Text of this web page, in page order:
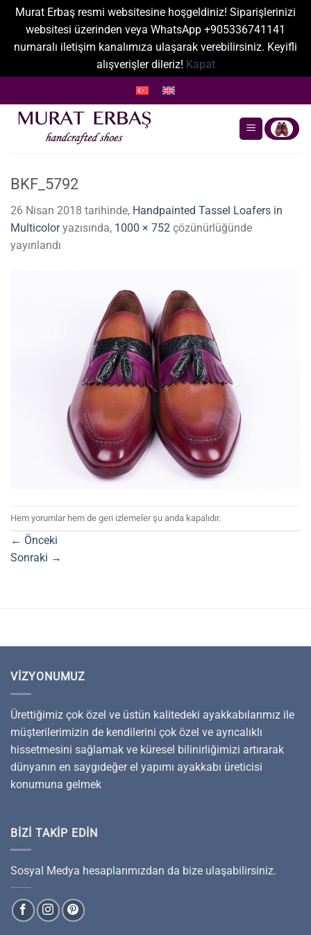
Murat Erbaş resmi websitesine hoşgeldiniz! Siparişlerinizi
websitesi üzerinden veya WhatsApp +905336741141
numaralı iletişim kanalımıza ulaşarak verebilirsiniz. Keyifli
alışverişler dileriz! Kapat
atla
BKF_5792
26 Nisan 2018 tarihinde, Handpainted Tassel Loafers in
Multicoloryazısında, 1000 × 752 çözünürlüğünde
yayınlandı
Hem yorumlar hem de geri izlemeler şu anda kapalıdır.
← Önceki
Sonraki →
VIZYONUMUZ
Ürettiğimiz çok özel ve üstün kalitedeki ayakkabılarımız ile
müşterilerimizin de kendilerini çok özel ve ayrıcalıklı
hissetmesini sağlamak ve küresel bilinirliğimizi artırarak
dünyanın en saygıdeğer el yapımı ayakkabı üreticisi
konumuna gelmek
BIZI TAKIP EDIN
Sosyal Medya hesaplarımızdan da bize ulaşabilirsiniz.